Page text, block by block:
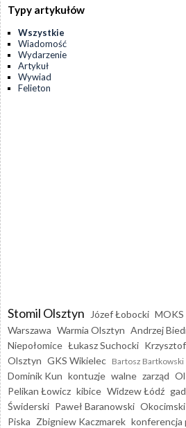
Typy artykułów
Wszystkie
Wiadomość
Wydarzenie
Artykuł
Wywiad
Felieton
Stomil Olsztyn Józef Łobocki MOKS
Warszawa Warmia Olsztyn Andrzej
Niepołomice Łukasz Suchocki
Olsztyn GKS Wikielec Bartosz Bartkowski
Dominik Kun kontuzje walne zarząd
Pelikan Łowicz kibice Widzew Łódź
Świderski Paweł Baranowski
Piska Zbigniew Kaczmarek konferencja